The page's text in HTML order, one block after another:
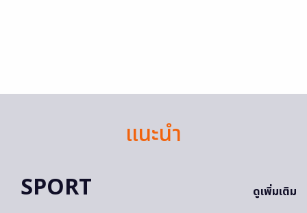
แนะนำ
SPORT
ดูเพิ่มเติม